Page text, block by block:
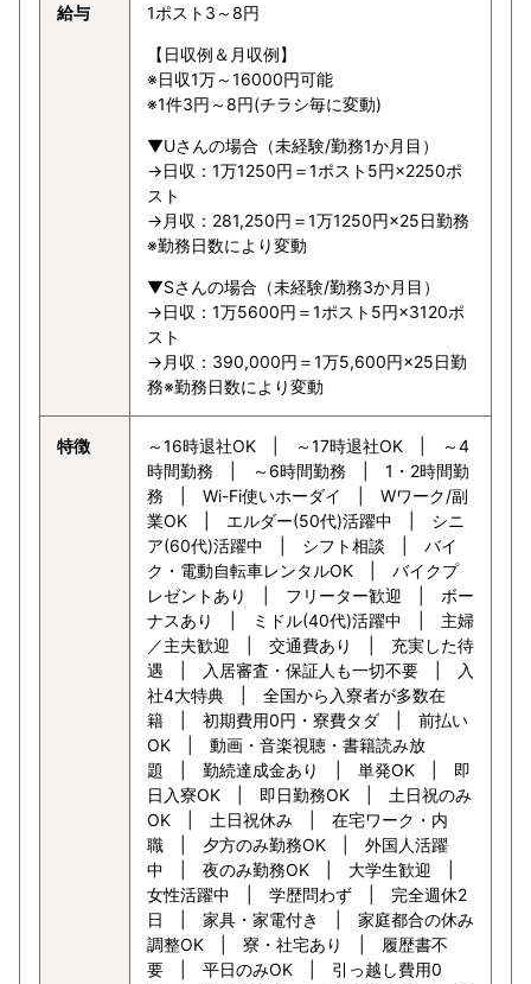
給与 1ポスト3～8円
【日収例＆月収例】
※日収1万～16000円可能
※1件3円～8円(チラシ毎に変動)
▼Uさんの場合（未経験/勤務1か月目）
→日収：1万1250円＝1ポスト5円×2250ポ
スト
→月収：281,250円＝1万1250円×25日勤務
※勤務日数により変動
▼Sさんの場合（未経験/勤務3か月目）
→日収：1万5600円＝1ポスト5円×3120ポ
スト
→月収：390,000円＝1万5,600円×25日勤
務※勤務日数により変動
特徴
～16時退社OK | ～17時退社OK | ～4
時間勤務 | ～6時間勤務 | 1・2時間勤
務 | Wi-Fi使いホーダイ | Wワーク/副
業OK | エルダー(50代)活躍中 | シニ
ア(60代)活躍中 | シフト相談 | バイ
ク・電動自転車レンタルOK | バイクプ
レゼントあり | フリーター歓迎 | ボー
ナスあり | ミドル(40代)活躍中 | 主婦
／主夫歓迎 | 交通費あり | 充実した待
遇 | 入居審査・保証人も一切不要 | 入
社4大特典 | 全国から入寮者が多数在
籍 | 初期費用0円・寮費タダ | 前払い
OK | 動画・音楽視聴・書籍読み放
題 | 勤続達成金あり | 単発OK | 即
日入寮OK | 即日勤務OK | 土日祝のみ
OK | 土日祝休み | 在宅ワーク・内
職 | 夕方のみ勤務OK | 外国人活躍
中 | 夜のみ勤務OK | 大学生歓迎 |
女性活躍中 | 学歴問わず | 完全週休2
日 | 家具・家電付き | 家庭都合の休み
調整OK | 寮・社宅あり | 履歴書不
要 | 平日のみOK | 引っ越し費用0